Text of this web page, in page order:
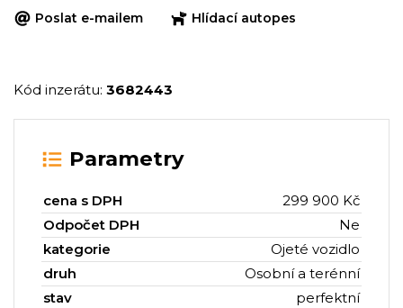
Poslat e-mailem
Hlídací autopes
Kód inzerátu: 3682443
Parametry
cena s DPH
299 900 Kč
Odpočet DPH
Ne
kategorie
Ojeté vozidlo
druh
Osobní a terénní
stav
perfektní